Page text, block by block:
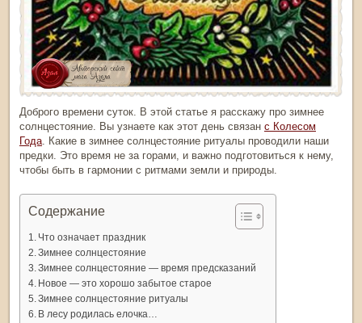
Доброго времени суток. В этой статье я расскажу про зимнее
солнцестояние. Вы узнаете как этот день связан с Колесом
Года. Какие в зимнее солнцестояние ритуалы проводили наши
предки. Это время не за горами, и важно подготовиться к нему,
чтобы быть в гармонии с ритмами земли и природы.
Содержание
Что означает праздник
Зимнее солнцестояние
Зимнее солнцестояние — время предсказаний
Новое — это хорошо забытое старое
Зимнее солнцестояние ритуалы
В лесу родилась елочка…